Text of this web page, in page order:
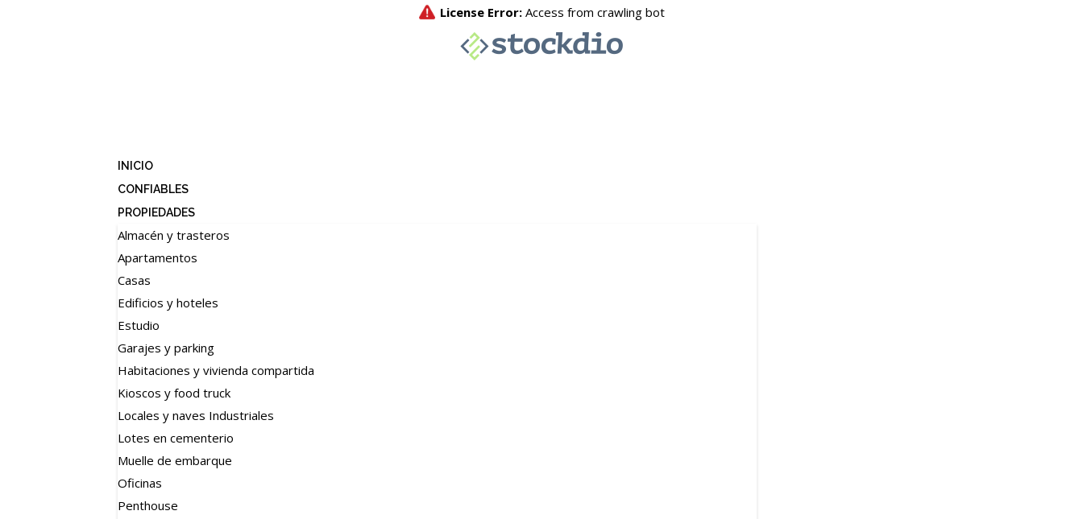
INICIO
CONFIABLES
PROPIEDADES
Almacén y trasteros
Apartamentos
Casas
Edificios y hoteles
Estudio
Garajes y parking
Habitaciones y vivienda compartida
Kioscos y food truck
Locales y naves Industriales
Lotes en cementerio
Muelle de embarque
Oficinas
Penthouse